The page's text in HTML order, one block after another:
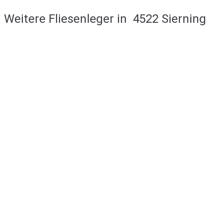
Weitere Fliesenleger in 4522 Sierning